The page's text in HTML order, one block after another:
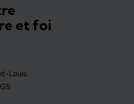
et foi
Louis